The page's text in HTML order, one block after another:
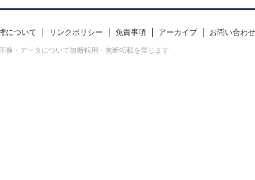
について リンクポリシー 免責事項 アーカイブ お問い合わせ
・データについて無断転用・無断転載を禁じます